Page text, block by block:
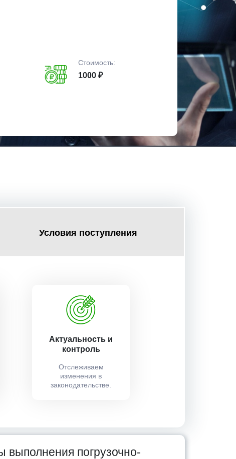
Стоимость:
1000 ₽
Условия поступления
Актуальность и
контроль
Отслеживаем
изменения в
законодательстве.
погрузочно-